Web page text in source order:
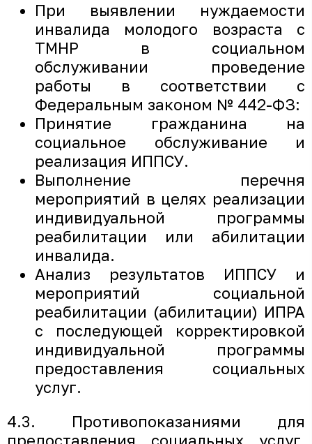
При выявлении нуждаемости
инвалида молодого возраста с
ТМНР в социальном
обслуживании проведение
работы в соответствии с
Федеральным законом № 442-ФЗ:
Принятие гражданина на
социальное обслуживание и
реализация ИППСУ.
Выполнение перечня
мероприятий в целях реализации
индивидуальной программы
реабилитации или абилитации
инвалида.
Анализ результатов ИППСУ и
мероприятий социальной
реабилитации (абилитации) ИПРА
с последующей корректировкой
индивидуальной программы
предоставления социальных
услуг.
4.3. Противопоказаниями для
предоставления социальных услуг,